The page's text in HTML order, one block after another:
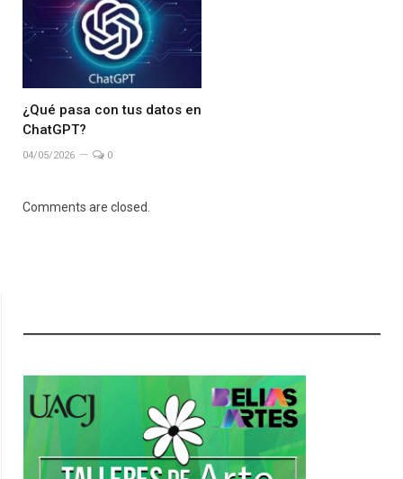
¿Qué pasa con tus datos en
ChatGPT?
04/05/2026 0
Comments are closed.